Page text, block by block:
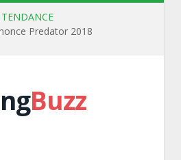
TENDANCE
Predator 2018
Buzz